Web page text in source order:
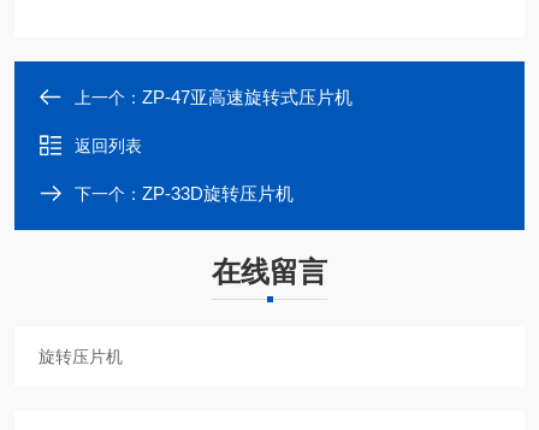
上一个： ZP-47亚高速旋转式压片机
返回列表
下一个： ZP-33D旋转压片机
在线留言